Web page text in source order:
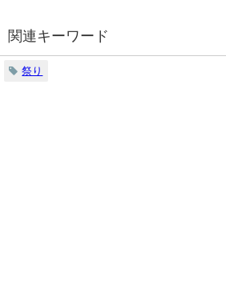
関連キーワード
祭り